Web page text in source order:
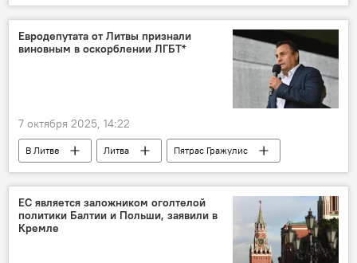
МВД Литвы
Департамент пожарной безопасности и спасения
Общество
общество
эвакуация
Евродепутата от Литвы признали
виновным в оскорблении ЛГБТ*
7 октября 2025, 14:22
В Литве Литва
Пятрас Гражулис
суд
приговор
Общество
оскорбление
ЕС является заложником оголтелой
политики Балтии и Польши, заявили в
Кремле